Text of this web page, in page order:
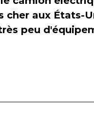
cher aux États-
peu